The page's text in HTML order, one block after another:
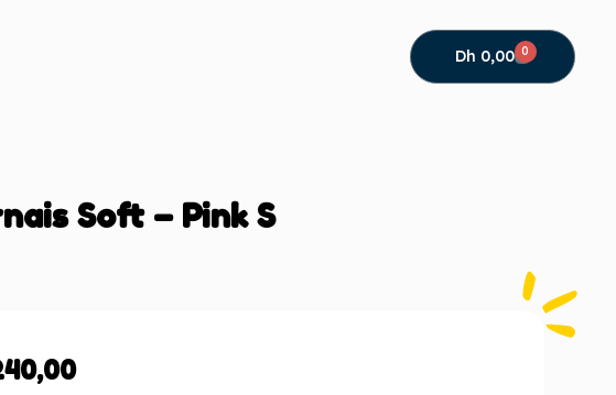
Dh 0,00 0
Soft – Pink S